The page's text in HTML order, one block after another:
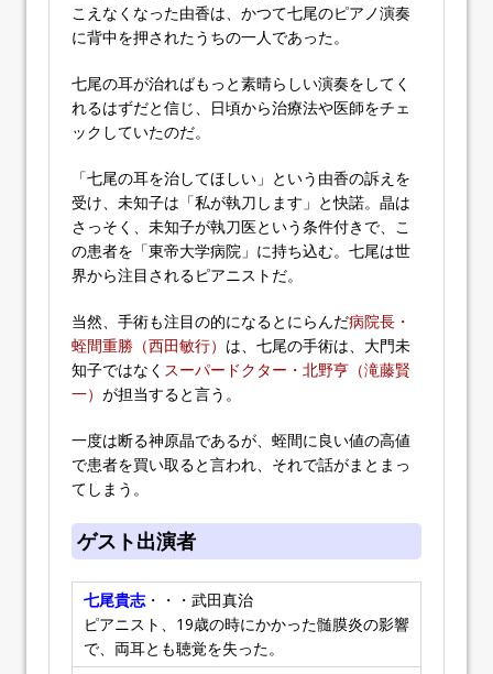
こえなくなった由香は、かつて七尾のピアノ演奏
に背中を押されたうちの一人であった。
七尾の耳が治ればもっと素晴らしい演奏をしてく
れるはずだと信じ、日頃から治療法や医師をチェ
ックしていたのだ。
「七尾の耳を治してほしい」という由香の訴えを
受け、未知子は「私が執刀します」と快諾。晶は
さっそく、未知子が執刀医という条件付きで、こ
の患者を「東帝大学病院」に持ち込む。七尾は世
界から注目されるピアニストだ。
当然、手術も注目の的になるとにらんだ病院長・
蛭間重勝（西田敏行） は、七尾の手術は、大門未
知子ではなく スーパードクター・北野亨（滝藤賢
一） が担当すると言う。
一度は断る神原晶であるが、蛭間に良い値の高値
で患者を買い取ると言われ、それで話がまとまっ
てしまう。
ゲスト出演者
七尾貴志 ・・・武田真治
ピアニスト、19歳の時にかかった髄膜炎の影響
で、両耳とも聴覚を失った。